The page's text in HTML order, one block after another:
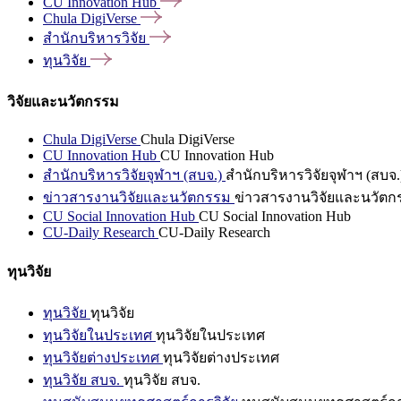
Chula DigiVerse
สำนักบริหารวิจัย
ทุนวิจัย
วิจัยและนวัตกรรม
Chula DigiVerse Chula DigiVerse
CU Innovation Hub CU Innovation Hub
สำนักบริหารวิจัยจุฬาฯ (สบจ.) สำนักบริหารวิจัยจุฬาฯ (สบจ
ข่าวสารงานวิจัยและนวัตกรรม ข่าวสารงานวิจัยและนวัตก
CU Social Innovation Hub CU Social Innovation Hub
CU-Daily Research CU-Daily Research
ทุนวิจัย
ทุนวิจัย ทุนวิจัย
ทุนวิจัยในประเทศ ทุนวิจัยในประเทศ
ทุนวิจัยต่างประเทศ ทุนวิจัยต่างประเทศ
ทุนวิจัย สบจ. ทุนวิจัย สบจ.